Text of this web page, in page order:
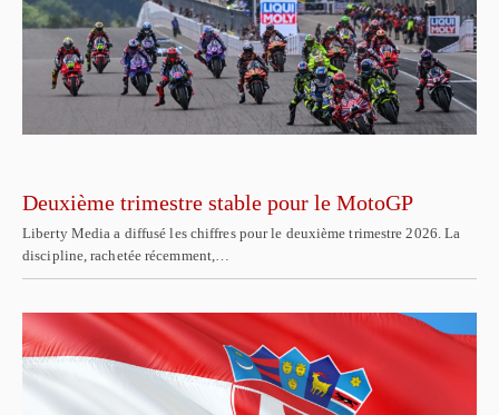
Deuxième trimestre stable pour le MotoGP
Liberty Media a diffusé les chiffres pour le deuxième trimestre 2026. La
discipline, rachetée récemment,…